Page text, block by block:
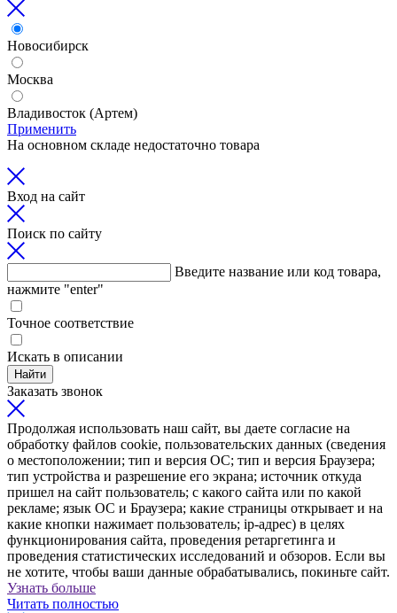
Новосибирск
Москва
Владивосток (Артем)
Применить
На основном складе недостаточно товара
Вход на сайт
Поиск по сайту
Введите название или код товара,
нажмите "enter"
Точное соответствие
Искать в описании
Найти
Заказать звонок
Продолжая использовать наш сайт, вы даете согласие на
обработку файлов cookie, пользовательских данных (сведения
о местоположении; тип и версия ОС; тип и версия Браузера;
тип устройства и разрешение его экрана; источник откуда
пришел на сайт пользователь; с какого сайта или по какой
рекламе; язык ОС и Браузера; какие страницы открывает и на
какие кнопки нажимает пользователь; ip-адрес) в целях
функционирования сайта, проведения ретаргетинга и
проведения статистических исследований и обзоров. Если вы
не хотите, чтобы ваши данные обрабатывались, покиньте сайт.
Узнать больше
Читать полностью